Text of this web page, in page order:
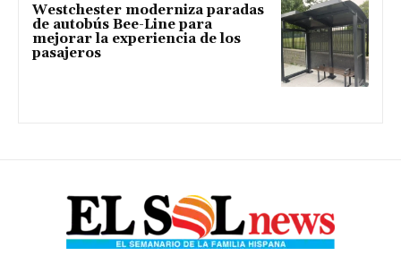
Westchester moderniza paradas
de autobús Bee-Line para
mejorar la experiencia de los
pasajeros